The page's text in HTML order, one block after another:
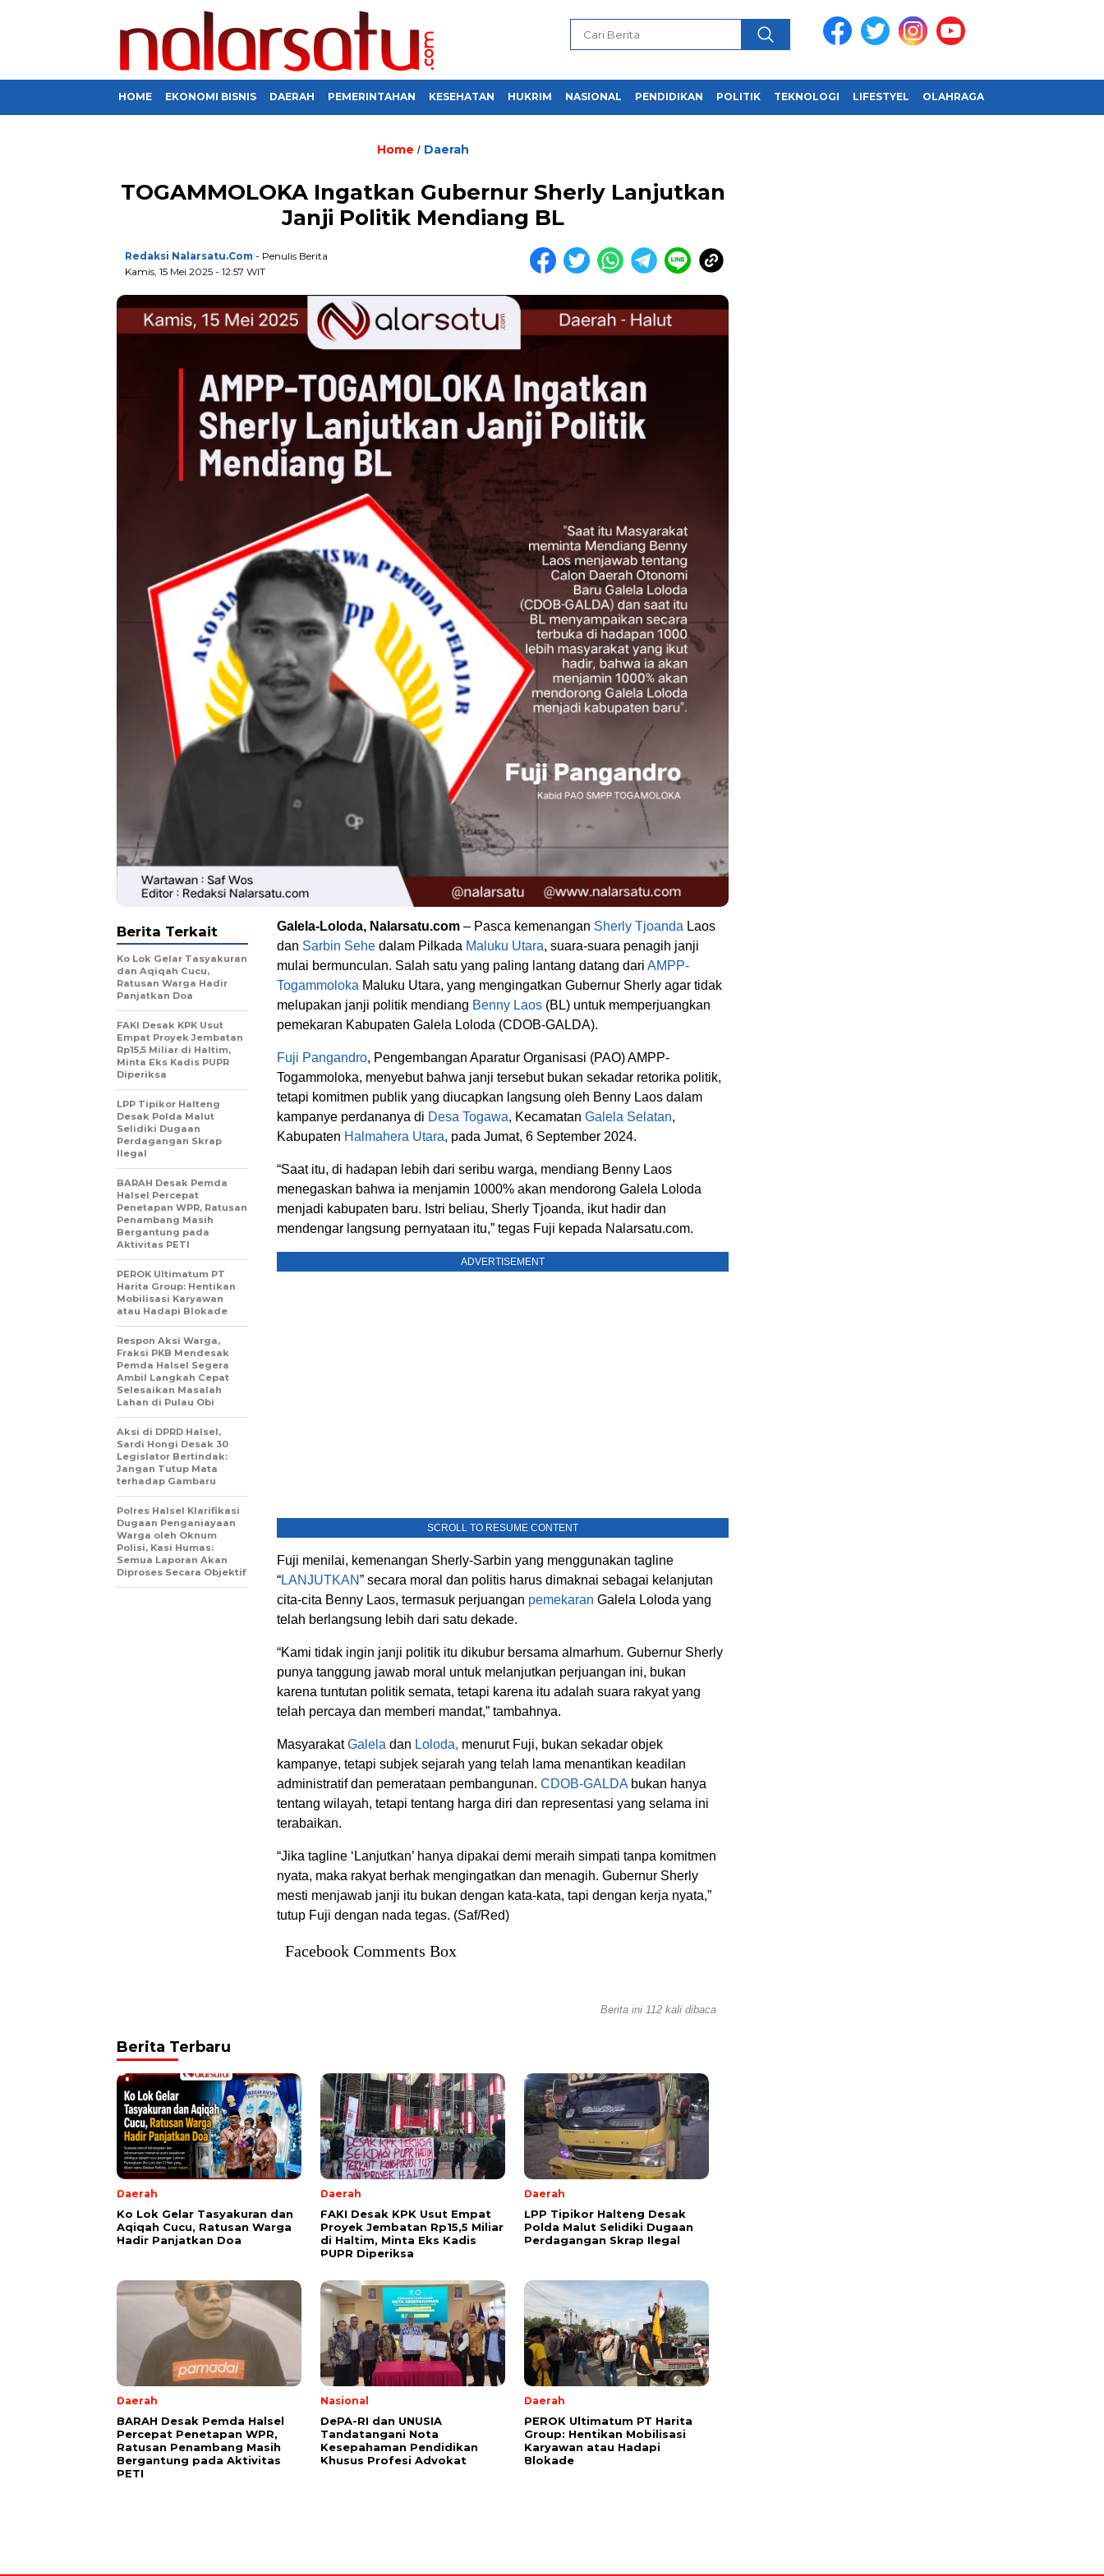
HOME EKONOMI BISNIS DAERAH PEMERINTAHAN KESEHATAN HUKRIM NASIONAL PENDIDIKAN POLITIK TEKNOLOGI LIFESTYEL OLAHRAGA
Home / Daerah
TOGAMMOLOKA Ingatkan Gubernur Sherly Lanjutkan
Janji Politik Mendiang BL
Redaksi Nalarsatu.com - Penulis Berita
Kamis, 15 Mei 2025 - 12:57 WIT
Galela-Loloda, Nalarsatu.com – Pasca kemenangan Sherly Tjoanda Laos
dan Sarbin Sehe dalam Pilkada Maluku Utara, suara-suara penagih janji
mulai bermunculan. Salah satu yang paling lantang datang dari AMPP-
Togammoloka Maluku Utara, yang mengingatkan Gubernur Sherly agar tidak
melupakan janji politik mendiang Benny Laos (BL) untuk memperjuangkan
pemekaran Kabupaten Galela Loloda (CDOB-GALDA).
Fuji Pangandro, Pengembangan Aparatur Organisasi (PAO) AMPP-
Togammoloka, menyebut bahwa janji tersebut bukan sekadar retorika politik,
tetapi komitmen publik yang diucapkan langsung oleh Benny Laos dalam
kampanye perdananya di Desa Togawa, Kecamatan Galela Selatan,
Kabupaten Halmahera Utara, pada Jumat, 6 September 2024.
“Saat itu, di hadapan lebih dari seribu warga, mendiang Benny Laos
menegaskan bahwa ia menjamin 1000% akan mendorong Galela Loloda
menjadi kabupaten baru. Istri beliau, Sherly Tjoanda, ikut hadir dan
mendengar langsung pernyataan itu,” tegas Fuji kepada Nalarsatu.com.
ADVERTISEMENT
SCROLL TO RESUME CONTENT
Fuji menilai, kemenangan Sherly-Sarbin yang menggunakan tagline
“LANJUTKAN” secara moral dan politis harus dimaknai sebagai kelanjutan
cita-cita Benny Laos, termasuk perjuangan pemekaran Galela Loloda yang
telah berlangsung lebih dari satu dekade.
“Kami tidak ingin janji politik itu dikubur bersama almarhum. Gubernur Sherly
punya tanggung jawab moral untuk melanjutkan perjuangan ini, bukan
karena tuntutan politik semata, tetapi karena itu adalah suara rakyat yang
telah percaya dan memberi mandat,” tambahnya.
MasyarakatGalela dan Loloda, menurut Fuji, bukan sekadar objek
kampanye, tetapi subjek sejarah yang telah lama menantikan keadilan
administratif dan pemerataan pembangunan. CDOB-GALDA bukan hanya
tentang wilayah, tetapi tentang harga diri dan representasi yang selama ini
terabaikan.
“Jika tagline ‘Lanjutkan’ hanya dipakai demi meraih simpati tanpa komitmen
nyata, maka rakyat berhak mengingatkan dan menagih. Gubernur Sherly
mesti menjawab janji itu bukan dengan kata-kata, tapi dengan kerja nyata,”
tutup Fuji dengan nada tegas. (Saf/Red)
Facebook Comments Box
Berita Terkait
Ko Lok Gelar Tasyakuran
dan Aqiqah Cucu,
Ratusan Warga Hadir
Panjatkan Doa
FAKI Desak KPK Usut
Empat Proyek Jembatan
Rp15,5 Miliar di Haltim,
Minta Eks Kadis PUPR
Diperiksa
LPP Tipikor Halteng
Desak Polda Malut
Selidiki Dugaan
Perdagangan Skrap
Ilegal
BARAH Desak Pemda
Halsel Percepat
Penetapan WPR, Ratusan
Penambang Masih
Bergantung pada
Aktivitas PETI
PEROK Ultimatum PT
Harita Group: Hentikan
Mobilisasi Karyawan
atau Hadapi Blokade
Respon Aksi Warga,
Fraksi PKB Mendesak
Pemda Halsel Segera
Ambil Langkah Cepat
Selesaikan Masalah
Lahan di Pulau Obi
Aksi di DPRD Halsel,
Sardi Hongi Desak 30
Legislator Bertindak:
Jangan Tutup Mata
terhadap Gambaru
Polres Halsel Klarifikasi
Dugaan Penganiayaan
Warga oleh Oknum
Polisi, Kasi Humas:
Semua Laporan Akan
Diproses Secara Objektif
Berita ini 112 kali dibaca
Berita Terbaru
Daerah
Ko Lok Gelar Tasyakuran dan
Aqiqah Cucu, Ratusan Warga
Hadir Panjatkan Doa
Daerah
FAKI Desak KPK Usut Empat
Proyek Jembatan Rp15,5 Miliar
di Haltim, Minta Eks Kadis
PUPR Diperiksa
Daerah
LPP Tipikor Halteng Desak
Polda Malut Selidiki Dugaan
Perdagangan Skrap Ilegal
Daerah
BARAH Desak Pemda Halsel
Percepat Penetapan WPR,
Ratusan Penambang Masih
Bergantung pada Aktivitas
PETI
Nasional
DePA-RI dan UNUSIA
Tandatangani Nota
Kesepahaman Pendidikan
Khusus Profesi Advokat
Daerah
PEROK Ultimatum PT Harita
Group: Hentikan Mobilisasi
Karyawan atau Hadapi
Blokade